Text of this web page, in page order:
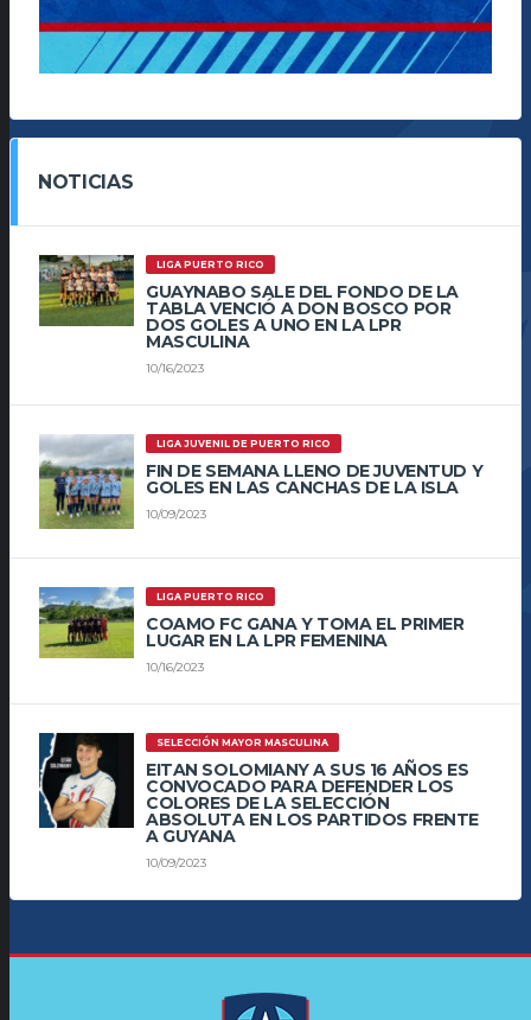
NOTICIAS
LIGA PUERTO RICO
GUAYNABO SALE DEL FONDO DE LA
TABLA VENCIÓ A DON BOSCO POR
DOS GOLES A UNO EN LA LPR
MASCULINA
10/16/2023
LIGA JUVENIL DE PUERTO RICO
FIN DE SEMANA LLENO DE JUVENTUD Y
GOLES EN LAS CANCHAS DE LA ISLA
10/09/2023
LIGA PUERTO RICO
COAMO FC GANA Y TOMA EL PRIMER
LUGAR EN LA LPR FEMENINA
10/16/2023
SELECCIÓN MAYOR MASCULINA
EITAN SOLOMIANY A SUS 16 AÑOS ES
CONVOCADO PARA DEFENDER LOS
COLORES DE LA SELECCIÓN
ABSOLUTA EN LOS PARTIDOS FRENTE
A GUYANA
10/09/2023